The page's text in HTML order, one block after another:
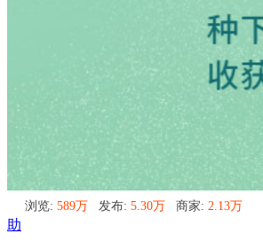
浏览: 589万 发布: 5.30万 商家: 2.13万
助